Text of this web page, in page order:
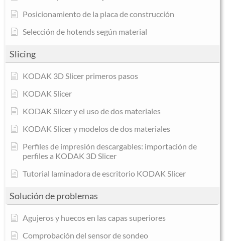
Posicionamiento de la placa de construcción
Selección de hotends según material
Slicing
KODAK 3D Slicer primeros pasos
KODAK Slicer
KODAK Slicer y el uso de dos materiales
KODAK Slicer y modelos de dos materiales
Perfiles de impresión descargables: importación de
perfiles a KODAK 3D Slicer
Tutorial laminadora de escritorio KODAK Slicer
Solución de problemas
Agujeros y huecos en las capas superiores
Comprobación del sensor de sondeo